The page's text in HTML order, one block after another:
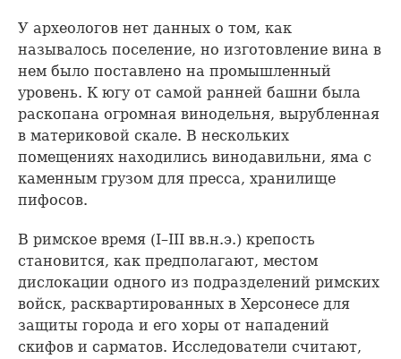
У археологов нет данных о том, как
называлось поселение, но изготовление вина в
нем было поставлено на промышленный
уровень. К югу от самой ранней башни была
раскопана огромная винодельня, вырубленная
в материковой скале. В нескольких
помещениях находились винодавильни, яма с
каменным грузом для пресса, хранилище
пифосов.
В римское время (I–III вв.н.э.) крепость
становится, как предполагают, местом
дислокации одного из подразделений римских
войск, расквартированных в Херсонесе для
защиты города и его хоры от нападений
скифов и сарматов. Исследователи считают,